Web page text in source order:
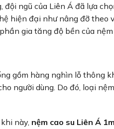
ngũ của Liên Á đã lựa
hiện đại như nâng đỡ
gia tăng độ bền của
gồm hàng nghìn lỗ
người dùng. Do đó, loại
này, nệm cao su Liên Á